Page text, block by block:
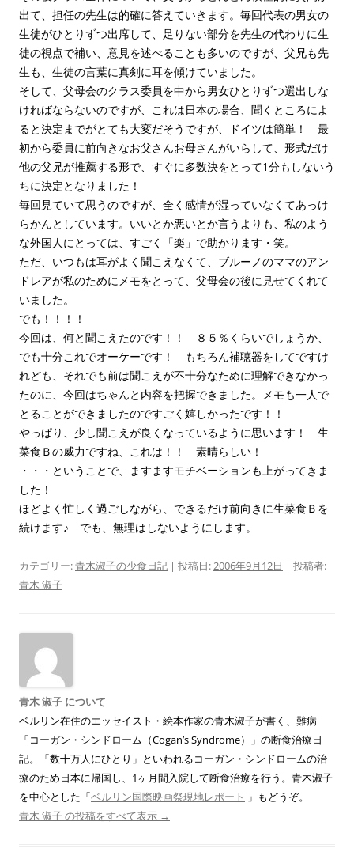
出て、担任の先生は的確に答えていきます。毎回代表の男女の
生徒がひとりずつ出席して、足りない部分を先生の代わりに生
徒の視点で補い、意見を述べることも多いのですが、父兄も先
生も、生徒の言葉に真剣に耳を傾けていました。
そして、父母会のクラス委員を中から男女ひとりずつ選出しな
ければならないのですが、これは日本の場合、聞くところによ
ると決定までがとても大変だそうですが、ドイツは簡単！ 最
初から委員に前向きなお父さんお母さんがいらして、形式だけ
他の父兄が推薦する形で、すぐに多数決をとって1分もしないう
ちに決定となりました！
毎回見ていて思うのですが、全く感情が湿っていなくてあっけ
らかんとしています。いいとか悪いとか言うよりも、私のよう
な外国人にとっては、すごく「楽」で助かります・笑。
ただ、いつもは耳がよく聞こえなくて、ブルーノのママのアン
ドレアが私のためにメモをとって、父母会の後に見せてくれて
いました。
でも！！！！
今回は、何と聞こえたのです！！ ８５％くらいでしょうか、
でも十分これでオーケーです！ もちろん補聴器をしてですけ
れども、それでも前は聞こえが不十分なために理解できなかっ
たのに、今回はちゃんと内容を把握できました。メモも一人で
とることができましたのですごく嬉しかったです！！
やっぱり、少し聞こえが良くなっているように思います！ 生
菜食Ｂの威力ですね、これは！！ 素晴らしい！
・・・ということで、ますますモチベーションも上がってきま
した！
ほどよく忙しく過ごしながら、できるだけ前向きに生菜食Ｂを
続けます♪ でも、無理はしないようにします。
カテゴリー:青木淑子の少食日記 | 投稿日: 2006年9月12日 | 投稿者:
青木 淑子
青木 淑子 について
ベルリン在住のエッセイスト・絵本作家の青木淑子が書く、難病
「コーガン・シンドローム（Cogan’s Syndrome）」の断食治療日
記。「数十万人にひとり」といわれるコーガン・シンドロームの治
療のため日本に帰国し、1ヶ月間入院して断食治療を行う。青木淑子
を中心とした「ベルリン国際映画祭現地レポート 」もどうぞ。
青木 淑子 の投稿をすべて表示 →